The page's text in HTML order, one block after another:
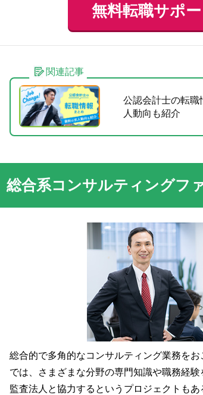
無料転職サポ
関連記事
公認会計士の転
人動向も紹介
総合系コンサルティングフ
総合的で多角的なコンサルティング業務を
では、さまざまな分野の専門知識や職務経
監査法人と協力するというプロジェクトも